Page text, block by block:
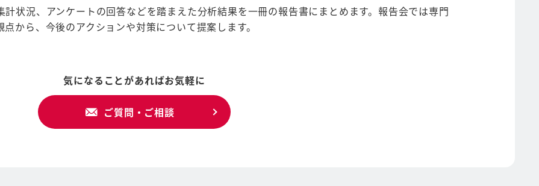
状況、アンケートの回答などを踏まえた分析結果を一冊の報告書にまとめます。報告会では専門
から、今後のアクションや対策について提案します。
気になることがあればお気軽に
ご質問・ご相談